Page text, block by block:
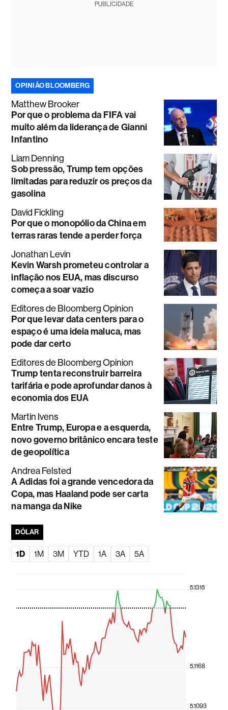
PUBLICIDADE
OPINIÃO BLOOMBERG
Matthew Brooker
Por que o problema da FIFA vai
muito além da liderança de Gianni
Infantino
Liam Denning
Sob pressão, Trump tem opções
limitadas para reduzir os preços da
gasolina
David Fickling
Por que o monopólio da China em
terras raras tende a perder força
Jonathan Levin
Kevin Warsh prometeu controlar a
inflação nos EUA, mas discurso
começa a soar vazio
Editores de Bloomberg Opinion
Por que levar data centers para o
espaço é uma ideia maluca, mas
pode dar certo
Editores de Bloomberg Opinion
Trump tenta reconstruir barreira
tarifária e pode aprofundar danos à
economia dos EUA
Martin Ivens
Entre Trump, Europa e a esquerda,
novo governo britânico encara teste
de geopolítica
Andrea Felsted
A Adidas foi a grande vencedora da
Copa, mas Haaland pode ser carta
na manga da Nike
DÓLAR
1D 1M 3M YTD 1A 3A 5A
5.1093
5.1168
5.1315